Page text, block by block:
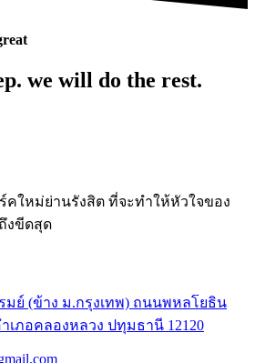
we will do the rest.
คใหม่ย่านรังสิต ที่จะทำให้หัวใจของ
งขีดสุด
มย์ (ข้าง ม.กรุงเทพ) ถนนพหลโยธิน
เภอคลองหลวง ปทุมธานี 12120